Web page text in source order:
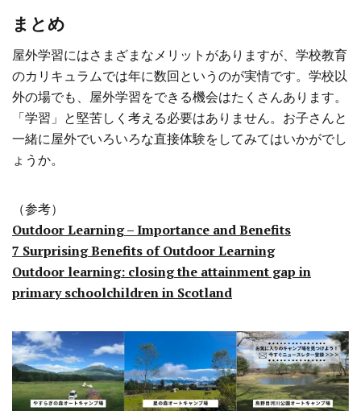
まとめ
屋外学習にはさまざまなメリットがありますが、学校教育
のカリキュラムでは年に数回というのが実情です。学校以
外の場でも、屋外学習をできる機会はたくさんあります。
「学習」と堅苦しく考える必要はありません。お子さんと
一緒に屋外でいろいろな直接体験をしてみてはいかがでし
ょうか。
（参考）
Outdoor Learning – Importance and Benefits
7 Surprising Benefits of Outdoor Learning
Outdoor learning: closing the attainment gap in
primary schoolchildren in Scotland